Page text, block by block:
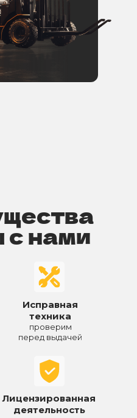
с нами
Лицензированная
деятельность
проверим
перед выдачей
Исправная
техника